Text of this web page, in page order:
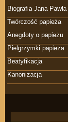
Biografia Jana Pawła
Twórczość papieża
Anegdoty o papieżu
Pielgrzymki papieża
Beatyfikacja
Kanonizacja